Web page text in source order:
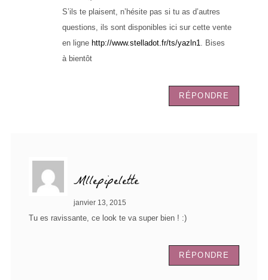
S’ils te plaisent, n’hésite pas si tu as d’autres
questions, ils sont disponibles ici sur cette vente
en ligne http://www.stelladot.fr/ts/yazln1. Bises
à bientôt
RÉPONDRE
Mllepipelette
janvier 13, 2015
Tu es ravissante, ce look te va super bien ! :)
RÉPONDRE